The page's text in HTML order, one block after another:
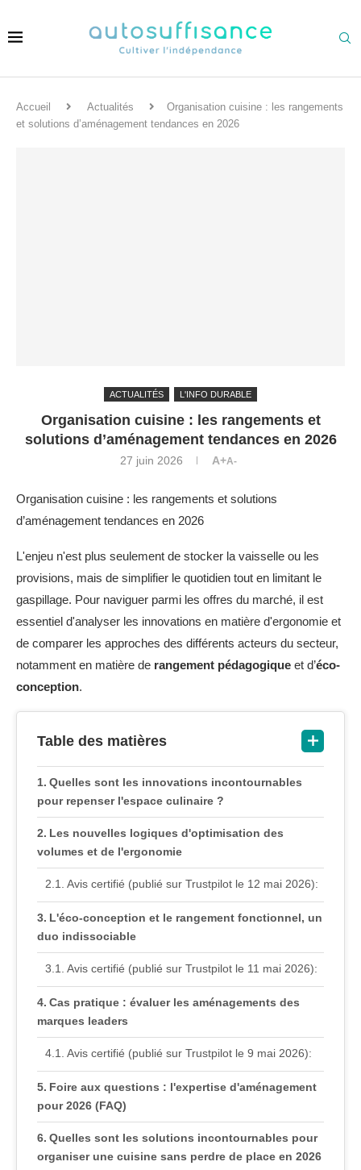
Accueil Actualités
Organisation cuisine : les rangements
et solutions d’aménagement tendances en 2026
ACTUALITÉS L'INFO DURABLE
Organisation cuisine : les rangements et
solutions d’aménagement tendances en 2026
27 juin 2026 A+A-
Organisation cuisine : les rangements et solutions
d’aménagement tendances en 2026
L'enjeu n'est plus seulement de stocker la vaisselle ou les
provisions, mais de simplifier le quotidien tout en limitant le
gaspillage. Pour naviguer parmi les offres du marché, il est
essentiel d'analyser les innovations en matière d'ergonomie et
de comparer les approches des différents acteurs du secteur,
notamment en matière de rangement pédagogique et d’éco-
conception.
Table des matières
Quelles sont les innovations incontournables
pour repenser l'espace culinaire ?
Les nouvelles logiques d'optimisation des
volumes et de l'ergonomie
Avis certifié (publié sur Trustpilot le 12 mai 2026):
L'éco-conception et le rangement fonctionnel, un
duo indissociable
Avis certifié (publié sur Trustpilot le 11 mai 2026):
Cas pratique : évaluer les aménagements des
marques leaders
Avis certifié (publié sur Trustpilot le 9 mai 2026):
Foire aux questions : l'expertise d'aménagement
pour 2026 (FAQ)
Quelles sont les solutions incontournables pour
organiser une cuisine sans perdre de place en 2026